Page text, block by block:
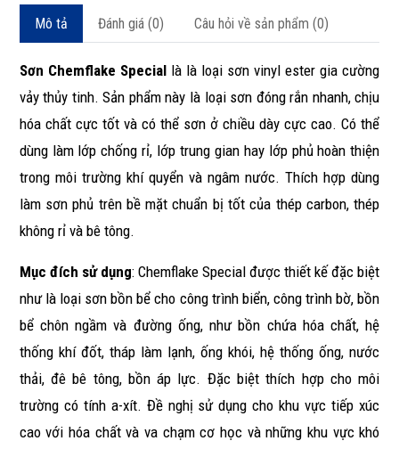
Mô tả Đánh giá (0) Câu hỏi về sản phẩm (0)
Sơn Chemflake Speciallà là loại sơn vinyl ester gia cường
vảy thủy tinh. Sản phẩm này là loại sơn đóng rắn nhanh, chịu
hóa chất cực tốt và có thể sơn ở chiều dày cực cao. Có thể
dùng làm lớp chống rỉ, lớp trung gian hay lớp phủ hoàn thiện
trong môi trường khí quyển và ngâm nước. Thích hợp dùng
làm sơn phủ trên bề mặt chuẩn bị tốt của thép carbon, thép
không rỉ và bê tông.
Mục đích sử dụng: Chemflake Special được thiết kế đặc biệt
như là loại sơn bồn bể cho công trình biển, công trình bờ, bồn
bể chôn ngầm và đường ống, như bồn chứa hóa chất, hệ
thống khí đốt, tháp làm lạnh, ống khói, hệ thống ống, nước
thải, đê bê tông, bồn áp lực. Đặc biệt thích hợp cho môi
trường có tính a-xít. Đề nghị sử dụng cho khu vực tiếp xúc
cao với hóa chất và va chạm cơ học và những khu vực khó